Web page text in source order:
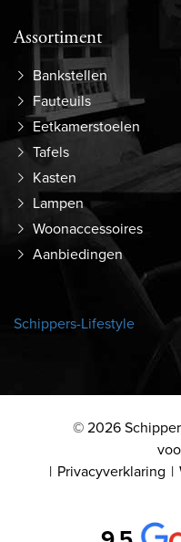
Assortiment
Bankstellen
Fauteuils
Eetkamerstoelen
Tafels
Kasten
Lampen
Woonaccessoires
Aanbiedingen
Schippers-Lifestyle
© 2026
Privacyverklaring